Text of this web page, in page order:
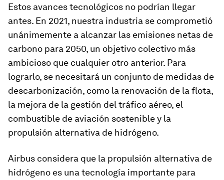
Estos avances tecnológicos no podrían llegar
antes. En 2021, nuestra industria se comprometió
unánimemente a alcanzar las emisiones netas de
carbono para 2050, un objetivo colectivo más
ambicioso que cualquier otro anterior. Para
lograrlo, se necesitará un conjunto de medidas de
descarbonización, como la renovación de la flota,
la mejora de la gestión del tráfico aéreo, el
combustible de aviación sostenible y la
propulsión alternativa de hidrógeno.
Airbus considera que la propulsión alternativa de
hidrógeno es una tecnología importante para